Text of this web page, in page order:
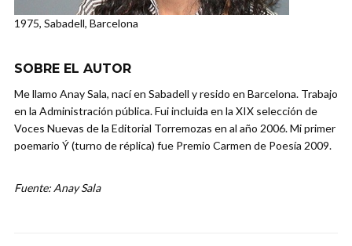
1975, Sabadell, Barcelona
SOBRE EL AUTOR
Me llamo Anay Sala, nací en Sabadell y resido en Barcelona. Trabajo
en la Administración pública. Fui incluida en la XIX selección de
Voces Nuevas de la Editorial Torremozas en al año 2006. Mi primer
poemario Ý (turno de réplica) fue Premio Carmen de Poesía 2009.
Fuente: Anay Sala